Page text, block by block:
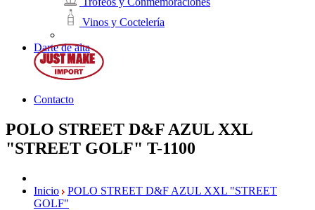
Vinos y Coctelería
Darte de alta
Contacto
POLO STREET D&F AZUL XXL
"STREET GOLF" T-1100
Inicio
POLO STREET D&F AZUL XXL "STREET
GOLF"